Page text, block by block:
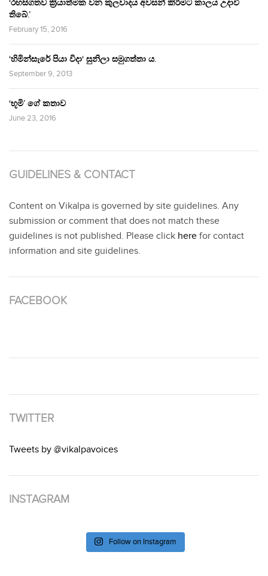
‘රහසිගතව ක්‍රියාත්මක වන කුලවාදය අවසන් කිරීමට කාලය උදාවී
තිබේ.’
February 15, 2016
‘හිමින්සැරේ පියා විදා‘ සුනිලා සමුගත්තා ය.
September 9, 2013
‘භූමි’ ගේ කතාව
June 23, 2016
GUIDELINES & CONTACT
Content on Vikalpa is governed by site guidelines. Any
submission or comment that does not match these
guidelines is not published. Please click here for contact
information and site guidelines.
FACEBOOK
TWITTER
Tweets by @vikalpavoices
INSTAGRAM
Follow on Instagram